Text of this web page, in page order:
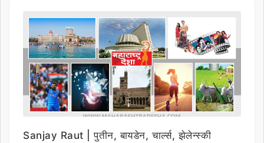
Sanjay Raut | पुतीन, बायडेन, चार्ल्स, झेलेन्स्की